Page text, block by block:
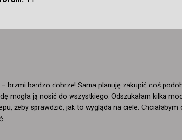
brzmi bardzo dobrze! Sama planuję zakupić coś
mogła ją nosić do wszystkiego. Odszukałam kilka
żeby sprawdzić, jak to wygląda na ciele.